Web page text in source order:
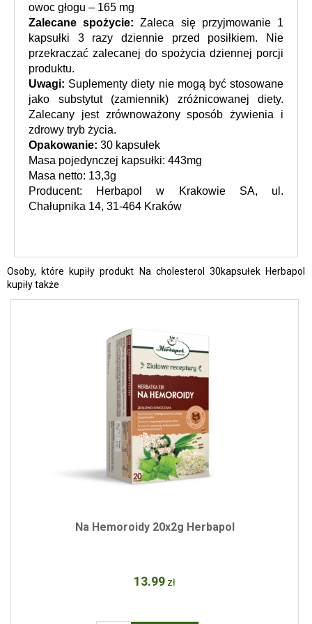
owoc głogu – 165 mg
Zalecane spożycie: Zaleca się przyjmowanie 1
kapsułki 3 razy dziennie przed posiłkiem. Nie
przekraczać zalecanej do spożycia dziennej porcji
produktu.
Uwagi: Suplementy diety nie mogą być stosowane
jako substytut (zamiennik) zróżnicowanej diety.
Zalecany jest zrównoważony sposób żywienia i
zdrowy tryb życia.
Opakowanie: 30 kapsułek
Masa pojedynczej kapsułki: 443mg
Masa netto: 13,3g
Producent: Herbapol w Krakowie SA, ul.
Chałupnika 14, 31-464 Kraków
Osoby, które kupiły produkt Na cholesterol 30kapsułek Herbapol
kupiły także
Na Hemoroidy 20x2g Herbapol
13.99 zł